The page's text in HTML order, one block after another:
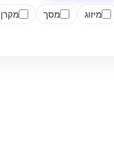
מיזוג מסך
מקרן